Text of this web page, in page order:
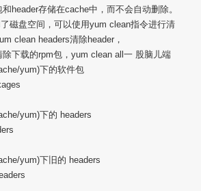
header存储在cache中，而不会自动删除。
磁盘空间，可以使用yum clean指令进行清
clean headers清除header，
下载的rpm包，yum clean all一 股脑儿端
yum)下的软件包
yum)下的 headers
yum)下旧的 headers